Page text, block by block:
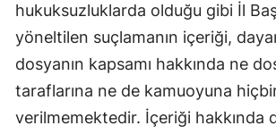
hukuksuzluklarda olduğu gibi İl
yöneltilen suçlamanın içeriği,
dosyanın kapsamı hakkında ne
taraflarına ne de kamuoyuna
verilmemektedir. İçeriği hakkında